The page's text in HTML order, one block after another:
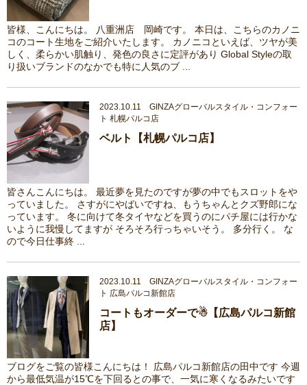
皆様、こんにちは。 八重洲店 岡崎です。 本日は、こちらのカノニ
コのコート生地をご紹介いたします。 カノニコといえば、ツヤが美
しく、柔らかい肌触り、発色の良さに定評があり Global Styleの取
り扱いブランドのなかでも特に人気のブ ...
2023.10.11 GINZAグローバルスタイル・コンフォー
ト 札幌パルコ店
ベルト【札幌パルコ店】
皆さんこんにちは。 最近夢を見たのですが夢の中でもスロットをや
っていました。 さすがにやばいですね、もうちゃんとクズ野郎にな
っています。 冬に向けて冬タイヤなどを買うのにパチ屋には行かな
いように我慢してますが そろそろ行っちゃいそう。 多分行く。 な
ので今日仕事終 ...
2023.10.11 GINZAグローバルスタイル・コンフォー
ト 広島パルコ新館店
コートもオーダーで☃【広島パルコ新館
店】
ブログをご覧の皆様こんにちは！ 広島パルコ新館店の田中です 今週
から最低気温が15℃を下回るとの事で、一気に寒くなるみたいです